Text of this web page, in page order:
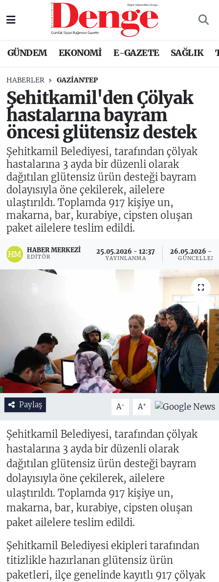
GÜNDEM EKONOMİ E-GAZETE SAĞLIK
HABERLER GAZIANTEP
Şehitkamil'den Çölyak
hastalarına bayram
öncesi glütensiz destek
Şehitkamil Belediyesi, tarafından çölyak
hastalarına 3 ayda bir düzenli olarak
dağıtılan glütensiz ürün desteği bayram
dolayısıyla öne çekilerek, ailelere
ulaştırıldı. Toplamda 917 kişiye un,
makarna, bar, kurabiye, cipsten oluşan
paket ailelere teslim edildi.
HABER MERKEZI
EDITÖR
25.05.2026 - 12:37
YAYINLANMA
26.05.2026 -
Paylaş A- A+
Şehitkamil Belediyesi, tarafından çölyak
hastalarına 3 ayda bir düzenli olarak
dağıtılan glütensiz ürün desteği bayram
dolayısıyla öne çekilerek, ailelere
ulaştırıldı. Toplamda 917 kişiye un,
makarna, bar, kurabiye, cipsten oluşan
paket ailelere teslim edildi.
Şehitkamil Belediyesi ekipleri tarafından
titizlikle hazırlanan glütensiz ürün
paketleri, ilçe genelinde kayıtlı 917 çölyak
Nöbetçi Eczaneler
Trafik Durumu
Süper Lig Puan Durumu ve Fikstür
Tüm Manşetler
Son Dakika Haberleri
Haber Arşivi